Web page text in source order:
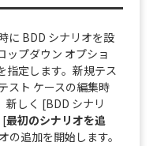
に BDD シナリオを設
ップダウン オプショ
定します。 新規テス
スト ケースの編集時
新しく [BDD シナリ
[最初のシナリオを追
の追加を開始します。